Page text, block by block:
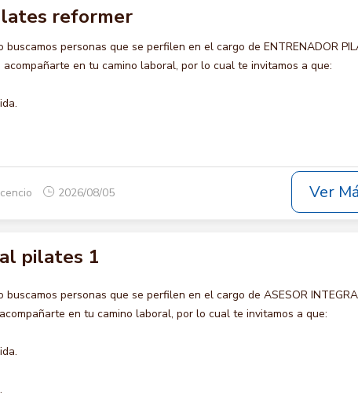
reformer
personas que se perfilen en el cargo de ENTRENADOR
acompañarte en tu camino laboral, por lo cual te invitamos a que:
2026/08/05 Ver
pilates 1
personas que se perfilen en el cargo de ASESOR
en tu camino laboral, por lo cual te invitamos a que: